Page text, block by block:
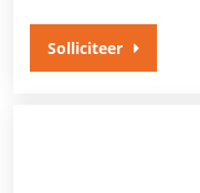
Solliciteer